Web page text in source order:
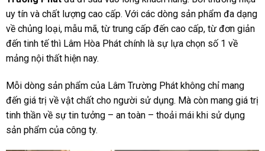
uy tín và chất lượng cao cấp. Với các dòng sản phẩm đa dạng
về chủng loại, mẫu mã, từ trung cấp đến cao cấp, từ đơn giản
đến tinh tế thì Lâm Hòa Phát chính là sự lựa chọn số 1 về
mảng nội thất hiện nay.
Mỗi dòng sản phẩm của Lâm Trường Phát không chỉ mang
đến giá trị về vật chất cho người sử dụng. Mà còn mang giá trị
tinh thần về sự tin tưởng – an toàn – thoải mái khi sử dụng
sản phẩm của công ty.